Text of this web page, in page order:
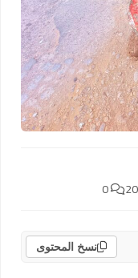
0
نسخ المحتوى